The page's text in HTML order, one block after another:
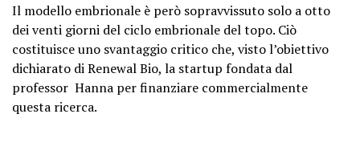
Il modello embrionale è però sopravvissuto solo a otto
dei venti giorni del ciclo embrionale del topo. Ciò
costituisce uno svantaggio critico che, visto l’obiettivo
dichiarato di Renewal Bio, la startup fondata dal
professor Hanna per finanziare commercialmente
questa ricerca.